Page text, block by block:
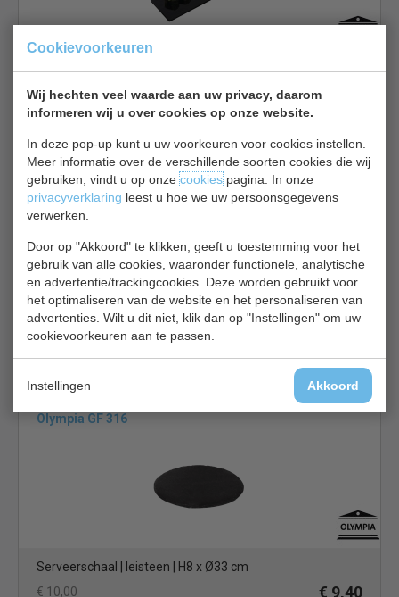
Cookievoorkeuren
Wij hechten veel waarde aan uw privacy, daarom
informeren wij u over cookies op onze website.
In deze pop-up kunt u uw voorkeuren voor cookies instellen.
Meer informatie over de verschillende soorten cookies die wij
gebruiken, vindt u op onzecookiespagina. In onze
privacyverklaring leest u hoe we uw persoonsgegevens
verwerken.
Door op "Akkoord" te klikken, geeft u toestemming voor het
gebruik van alle cookies, waaronder functionele, analytische
en advertentie/trackingcookies. Deze worden gebruikt voor
het optimaliseren van de website en het personaliseren van
advertenties. Wilt u dit niet, klik dan op "Instellingen" om uw
cookievoorkeuren aan te passen.
Instellingen Akkoord
Serveerschaal | 2 stuks | Leisteen | B28 x D10 cm
€ 9,40
€ 8,85
Olympia CK 406
Serveerschaal | Leisteen | Oliewerend | Per 2 Stuks | 33 x
18 cm
€ 8,85
Tablet bekijken
Olympia GF 316
Serveerschaal | leisteen | H8 x Ø33 cm
€ 10,00
€ 9,40